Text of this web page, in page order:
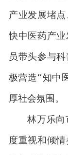
产业发展堵
快中医药产
员带头参与
极营造“知中
厚社会氛围。
林万乐向
度重视和倾